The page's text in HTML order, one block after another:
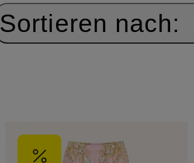
Sortieren nach: